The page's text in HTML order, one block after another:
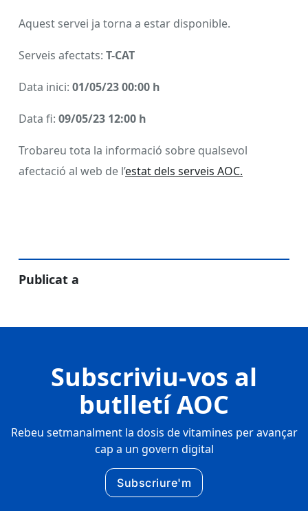
Aquest servei ja torna a estar disponible.
Serveis afectats: T-CAT
Data inici: 01/05/23 00:00 h
Data fi: 09/05/23 12:00 h
Trobareu tota la informació sobre qualsevol
afectació al web de l’estat dels serveis AOC.
Publicat a
Subscriviu-vos al
butlletí AOC
Rebeu setmanalment la dosis de vitamines per avançar
cap a un govern digital
Subscriure'm